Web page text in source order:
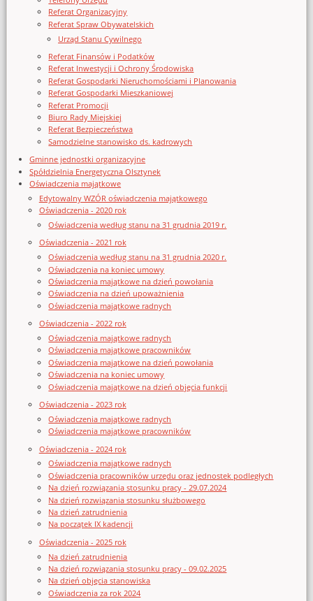
Referat Organizacyjny
Referat Spraw Obywatelskich
Urząd Stanu Cywilnego
Referat Finansów i Podatków
Referat Inwestycji i Ochrony Środowiska
Referat Gospodarki Nieruchomościami i Planowania
Referat Gospodarki Mieszkaniowej
Referat Promocji
Biuro Rady Miejskiej
Referat Bezpieczeństwa
Samodzielne stanowisko ds. kadrowych
Gminne jednostki organizacyjne
Spółdzielnia Energetyczna Olsztynek
Oświadczenia majątkowe
Edytowalny WZÓR oświadczenia majątkowego
Oświadczenia - 2020 rok
Oświadczenia według stanu na 31 grudnia 2019 r.
Oświadczenia - 2021 rok
Oświadczenia według stanu na 31 grudnia 2020 r.
Oświadczenia na koniec umowy
Oświadczenia majątkowe na dzień powołania
Oświadczenia na dzień upoważnienia
Oświadczenia majątkowe radnych
Oświadczenia - 2022 rok
Oświadczenia majątkowe radnych
Oświadczenia majątkowe pracowników
Oświadczenia majątkowe na dzień powołania
Oświadczenia na koniec umowy
Oświadczenia majątkowe na dzień objęcia funkcji
Oświadczenia - 2023 rok
Oświadczenia majątkowe radnych
Oświadczenia majątkowe pracowników
Oświadczenia - 2024 rok
Oświadczenia majątkowe radnych
Oświadczenia pracowników urzędu oraz jednostek podległych
Na dzień rozwiązania stosunku pracy - 29.07.2024
Na dzień rozwiązania stosunku służbowego
Na dzień zatrudnienia
Na początek IX kadencji
Oświadczenia - 2025 rok
Na dzień zatrudnienia
Na dzień rozwiązania stosunku pracy - 09.02.2025
Na dzień objęcia stanowiska
Oświadczenia za rok 2024